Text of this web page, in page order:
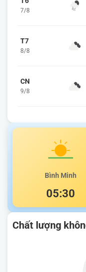
7/8
T7
8/8
CN
9/8
Bình Minh
05:30
Chất lượng